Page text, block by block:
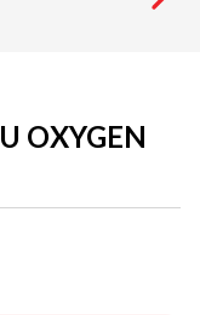
OXYGEN